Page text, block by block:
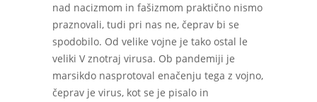
nad nacizmom in fašizmom praktično nismo
praznovali, tudi pri nas ne, čeprav bi se
spodobilo. Od velike vojne je tako ostal le
veliki V znotraj virusa. Ob pandemiji je
marsikdo nasprotoval enačenju tega z vojno,
čeprav je virus, kot se je pisalo in